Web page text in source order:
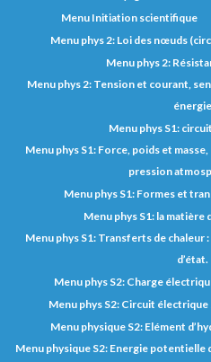
Menu Initiation scientifique
Menu phys 2: Loi des nœuds
Menu phys 2:
Menu phys 2: Tension et courant,
énergie
Menu phys S1:
Menu phys S1: Force, poids et
pression
Menu phys S1: Formes et
Menu phys S1: la matière
Menu phys S1: Transferts de chaleur
d’état.
Menu phys S2: Charge
Menu phys S2: Circuit électrique
Menu physique S2: Elément
Menu physique S2: Energie